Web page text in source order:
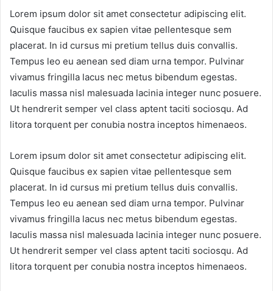
Lorem ipsum dolor sit amet consectetur adipiscing elit.
Quisque faucibus ex sapien vitae pellentesque sem
placerat. In id cursus mi pretium tellus duis convallis.
Tempus leo eu aenean sed diam urna tempor. Pulvinar
vivamus fringilla lacus nec metus bibendum egestas.
Iaculis massa nisl malesuada lacinia integer nunc posuere.
Ut hendrerit semper vel class aptent taciti sociosqu. Ad
litora torquent per conubia nostra inceptos himenaeos.
Lorem ipsum dolor sit amet consectetur adipiscing elit.
Quisque faucibus ex sapien vitae pellentesque sem
placerat. In id cursus mi pretium tellus duis convallis.
Tempus leo eu aenean sed diam urna tempor. Pulvinar
vivamus fringilla lacus nec metus bibendum egestas.
Iaculis massa nisl malesuada lacinia integer nunc posuere.
Ut hendrerit semper vel class aptent taciti sociosqu. Ad
litora torquent per conubia nostra inceptos himenaeos.